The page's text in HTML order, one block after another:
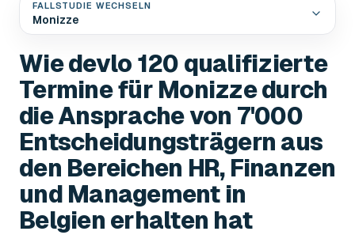
FALLSTUDIE WECHSELN
Monizze
Wie devlo 120 qualifizierte
Termine für Monizze durch
die Ansprache von 7'000
Entscheidungsträgern aus
den Bereichen HR, Finanzen
und Management in
Belgien erhalten hat